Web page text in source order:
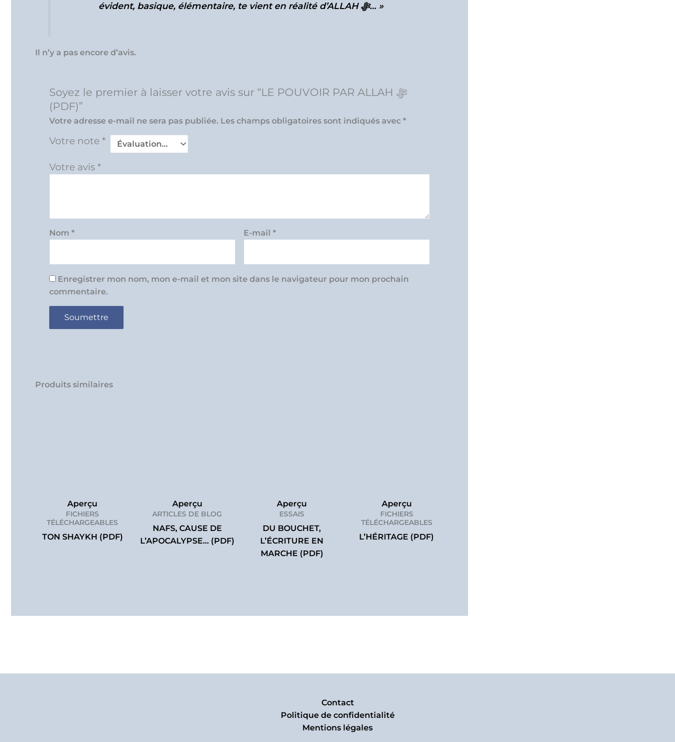
évident, basique, élémentaire, te vient en réalité d’ALLAH ﷻ… »
Il n’y a pas encore d’avis.
Soyez le premier à laisser votre avis sur “LE POUVOIR PAR ALLAH ﷻ
(PDF)”
Votre adresse e-mail ne sera pas publiée. Les champs obligatoires sont indiqués avec *
Votre note *
Votre avis *
Nom * E-mail *
Enregistrer mon nom, mon e-mail et mon site dans le navigateur pour mon prochain
commentaire.
Produits similaires
Aperçu
FICHIERS
TÉLÉCHARGEABLES
TON SHAYKH (PDF)
Aperçu
ARTICLES DE BLOG
NAFS, CAUSE DE
L’APOCALYPSE… (PDF)
Aperçu
ESSAIS
DU BOUCHET,
L’ÉCRITURE EN
MARCHE (PDF)
Aperçu
FICHIERS
TÉLÉCHARGEABLES
L’HÉRITAGE (PDF)
Contact
Politique de confidentialité
Mentions légales